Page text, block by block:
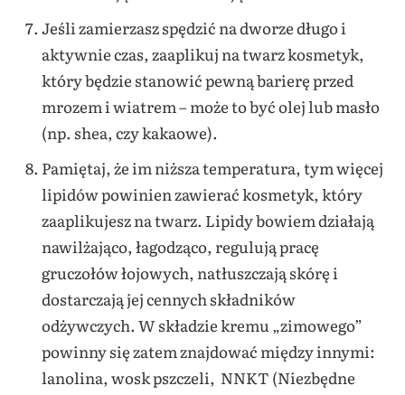
Jeśli zamierzasz spędzić na dworze długo i
aktywnie czas, zaaplikuj na twarz kosmetyk,
który będzie stanowić pewną barierę przed
mrozem i wiatrem – może to być olej lub masło
(np. shea, czy kakaowe).
Pamiętaj, że im niższa temperatura, tym więcej
lipidów powinien zawierać kosmetyk, który
zaaplikujesz na twarz. Lipidy bowiem działają
nawilżająco, łagodząco, regulują pracę
gruczołów łojowych, natłuszczają skórę i
dostarczają jej cennych składników
odżywczych. W składzie kremu „zimowego”
powinny się zatem znajdować między innymi:
lanolina, wosk pszczeli, NNKT (Niezbędne